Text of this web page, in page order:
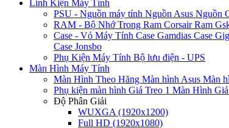
Linh Kiện Máy Tính
PSU - Nguồn máy tính Nguồn Asus Nguồn
RAM - Bộ Nhớ Trong Ram CorsairRam
Case - Vỏ Máy Tính Case Gamdias Case
Case Jonsbo
Phụ Kiện Máy Tính Bộ lưu điện - UPS
Màn Hình Máy Tính
Màn Hình Theo Hãng Màn hình Asus Màn
Phụ kiện màn hình Giá Treo 1 Màn Hình
Độ Phân Giải
WUXGA (1920x1200)
Full HD (1920x1080)